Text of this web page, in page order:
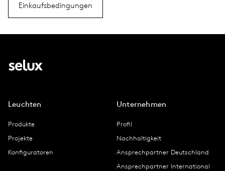
Einkaufsbedingungen
Leuchten
Produkte
Projekte
Konfiguratoren
Unternehmen
Profil
Nachhaltigkeit
Ansprechpartner Deutschland
Ansprechpartner International